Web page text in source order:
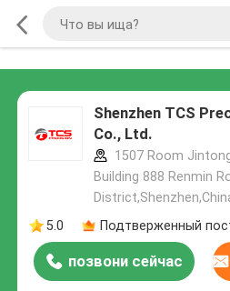
Shenzhen TCS
Co., Ltd.
1507 Room
Building 888 Renmin
5.0
Подтверженный
позвони сейчас